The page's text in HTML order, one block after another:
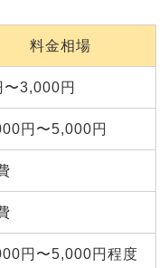
料金相場
〜3,000円
円〜5,000円
円〜5,000円程度